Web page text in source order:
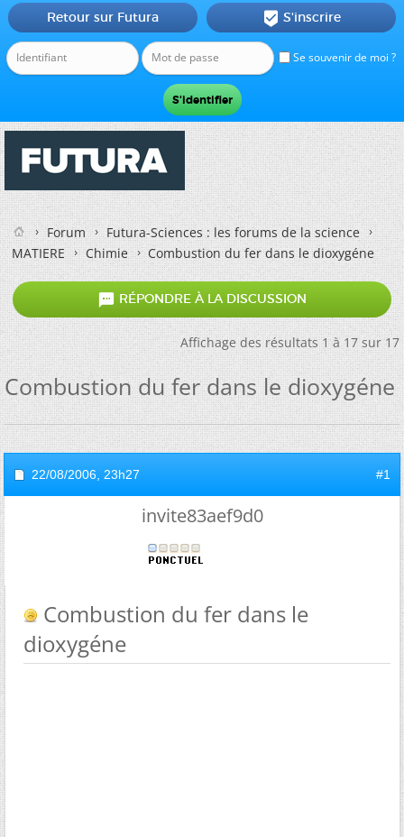
Se souvenir de moi ?
Retour sur Futura  S'inscrire
Forum
Futura-Sciences : les forums de la science
MATIERE
Chimie Combustion du fer dans le dioxygéne
 RÉPONDRE À LA DISCUSSION
Affichage des résultats 1 à 17 sur 17
Combustion du fer dans le dioxygéne
22/08/2006, 23h27 #1
invite83aef9d0
Combustion du fer dans le
dioxygéne